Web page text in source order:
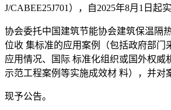
J/CABEE25J701），自2025年8月1日起实
协会委托中国建筑节能协会建筑保温隔
位收 集标准的应用案例（包括政府部门
应用情况、国际 标准化组织或国外权威
示范工程案例等实施成效材 料），并对
现予公告。